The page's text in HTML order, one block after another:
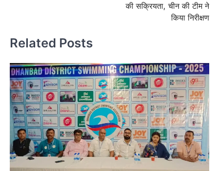
की सक्रियता, चीन की टीम ने
किया निरीक्षण
Related Posts